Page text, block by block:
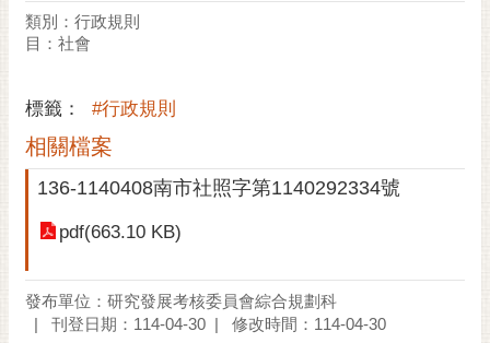
主題服務
市政資訊
市民互動
螢
光
類別：行政規則
目：社會
標籤： #行政規則
相關檔案
136-1140408南市社照字第1140292334號
pdf(663.10 KB)
發布單位：研究發展考核委員會綜合規劃科
刊登日期：114-04-30
修改時間：114-04-30